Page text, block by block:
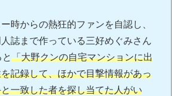
時からの熱狂的ファンを自認し、
誌まで作っている三好めぐみさん
「大野クンの自宅マンションに出
記録して、ほかで目撃情報があっ
一致した者を探し当てた人がい